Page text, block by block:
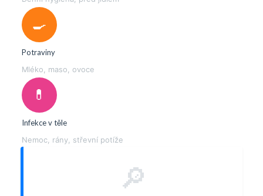
🍳
Potraviny
Mléko, maso, ovoce
💊
Infekce v těle
Nemoc, rány, střevní potíže
🔎